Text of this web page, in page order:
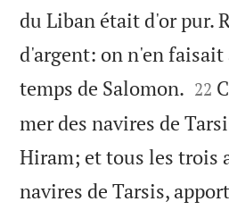
du Liban était d'or pur.
d'argent: on n'en faisait
temps de Salomon. 

22
mer des navires de
Hiram; et tous les trois
navires de Tarsis,